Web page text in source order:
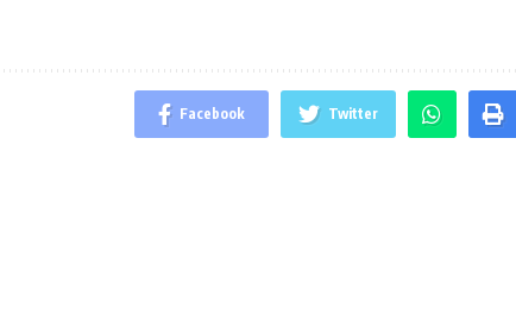
Facebook Twitter